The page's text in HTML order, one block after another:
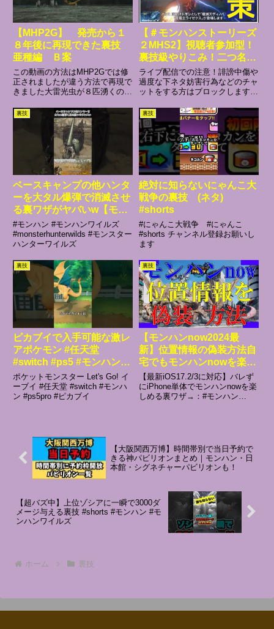
【MHP2G】 発売から１
８年後に再現できた裏技
亜種編 Ｂ案
この動画の方法はMHP2Gでは修
正されましたが違う方法で再現で
きました大雷光虫が８匹湧くので
ジを繰り返す方が待っている時よ
り早く処理できます次に待機位置
から麻痺弾を当てます反転してか
ら１発目を当てて少し右下を狙...
【＃モンハンストーリーズ
２MHS2】視聴者参加型！
裏技級やりこみ！二つ名デ
ィノバルトや二つ名ライゼ
クス伝承の儀用オトモンを
集めていこうマルチライブ
配信！
ライブ配信での注意！誹謗中傷や
過度な下ネタ妨害行為などのチャ
ットをする方はブロックします！
をした方にはブロックします！ラ
イブ配信中の通信交換やマルチ行
為、対戦などは禁止します！他の
方の迷惑となりますので、ブロ
ッ...
裏技
ベースキャンプの他ハンタ
ーを大タル爆弾で消滅させ
る裏ワザがヤバいw【モン
ハンワイルズ】
#モンハン #モンハンワイルズ
#monsterhunterwilds #モンスター
ハンターワイルズ
裏技
絶対に知らないにゃんこ大
戦争の裏技 (ネタ)
#shorts
#にゃんこ大戦争 #にゃんこ
#shorts チャンネル登録お願いし
ます
裏技
ピカブイで入手可能な激レ
アポケモン #任天堂
#switch #ps5 #モンハンワ
イルズ
ポケットモンスター Let's Go! イ
ーブイ #任天堂 #switch #モンハ
ン #ps5pro #ピカブイ
裏技
【モンハンnow2024最
新】位置情報の偽装方法自
宅でもモンハンnowを楽し
める裏ワザ【最新ios17.2/3
に対応】
【最新iOS17.2/3に対応】バレず
にiPhone単体でモンハンnowを楽
しめる裏ワザ→：#モンハン
【大阪関西万博】時間帯別で当日予約で
きる神パビリオンまとめ｜モンハン・日
本館・シグネチャーパビリオンも！
【超バズ中】上位ゾシアに一瞬で3000ダ
メージ与える裏技 #shorts #モンハン #モ
ンハンワイルズ
ホーム 裏技